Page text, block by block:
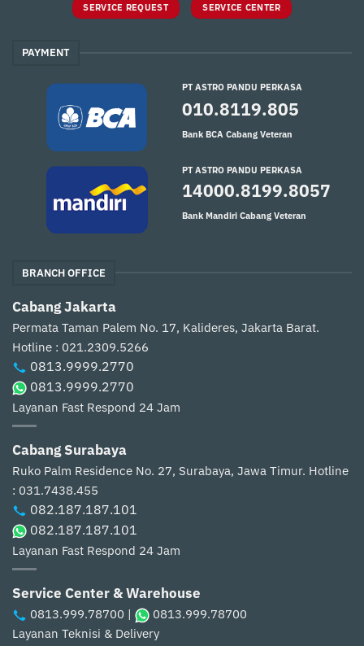
SERVICE REQUEST SERVICE CENTER
PAYMENT
PT ASTRO PANDU PERKASA
010.8119.805
Bank BCA Cabang Veteran
PT ASTRO PANDU PERKASA
14000.8199.8057
Bank Mandiri Cabang Veteran
BRANCH OFFICE
Cabang Jakarta
Permata Taman Palem No. 17, Kalideres, Jakarta Barat.
Hotline : 021.2309.5266
0813.9999.2770
0813.9999.2770
Layanan Fast Respond 24 Jam
Cabang Surabaya
Ruko Palm Residence No. 27, Surabaya, Jawa Timur. Hotline
: 031.7438.455
082.187.187.101
082.187.187.101
Layanan Fast Respond 24 Jam
Service Center & Warehouse
0813.999.78700 | 0813.999.78700
Layanan Teknisi & Delivery